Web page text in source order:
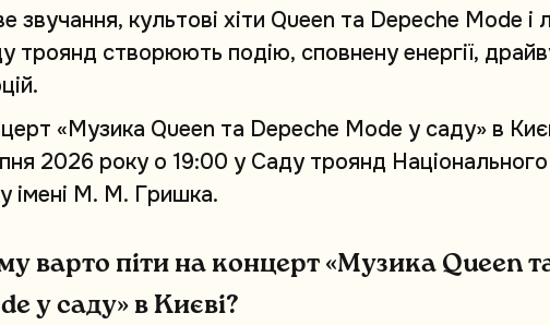
е звучання, культові хіти Queen та Depeche Mode і л
у троянд створюють подію, сповнену енергії, драйв
цій.
церт «Музика Queen та Depeche Mode у саду» в Киє
пня 2026 року о 19:00 у Саду троянд Національного
у імені М. М. Гришка.
у варто піти на концерт «Музика Queen т
de у саду» в Києві?